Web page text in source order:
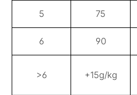
5 75
6 90
>6 +15g/kg